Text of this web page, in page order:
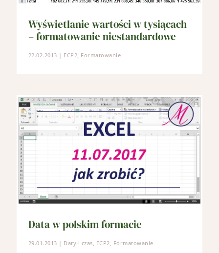
Wyświetlanie wartości w tysiącach
– formatowanie niestandardowe
22.02.2013 | ECP2 Formatowanie
Data w polskim formacie
29.01.2013 | Daty i czas ECP2 Formatowanie